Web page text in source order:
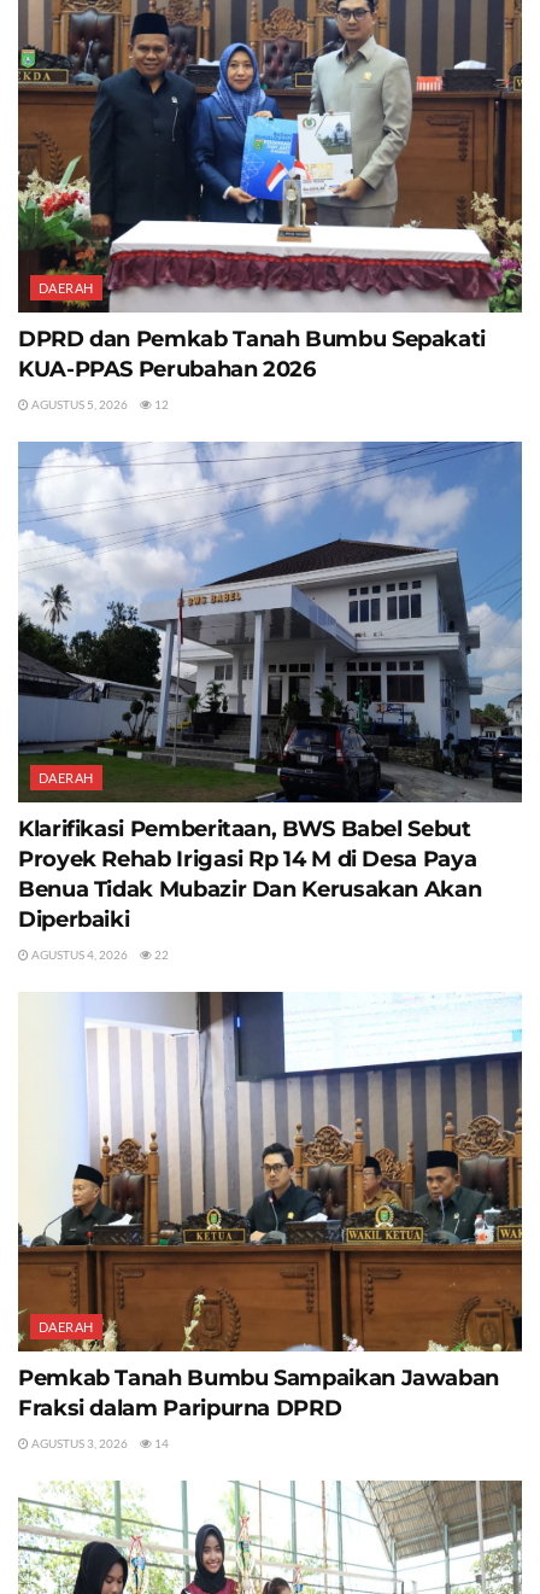
DAERAH
DPRD dan Pemkab Tanah Bumbu Sepakati
KUA-PPAS Perubahan 2026
AGUSTUS 5, 2026 12
DAERAH
Klarifikasi Pemberitaan, BWS Babel Sebut
Proyek Rehab Irigasi Rp 14 M di Desa Paya
Benua Tidak Mubazir Dan Kerusakan Akan
Diperbaiki
AGUSTUS 4, 2026 22
DAERAH
Pemkab Tanah Bumbu Sampaikan Jawaban
Fraksi dalam Paripurna DPRD
AGUSTUS 3, 2026 14